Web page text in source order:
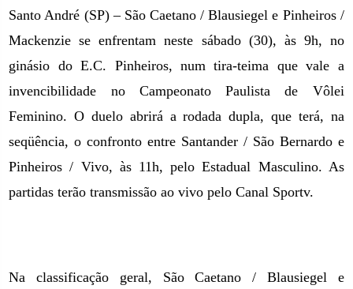
Santo André (SP) – São Caetano / Blausiegel e Pinheiros /
Mackenzie se enfrentam neste sábado (30), às 9h, no
ginásio do E.C. Pinheiros, num tira-teima que vale a
invencibilidade no Campeonato Paulista de Vôlei
Feminino. O duelo abrirá a rodada dupla, que terá, na
seqüência, o confronto entre Santander / São Bernardo e
Pinheiros / Vivo, às 11h, pelo Estadual Masculino. As
partidas terão transmissão ao vivo pelo Canal Sportv.
Na classificação geral, São Caetano / Blausiegel e